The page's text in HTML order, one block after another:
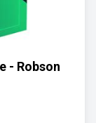
- Robson